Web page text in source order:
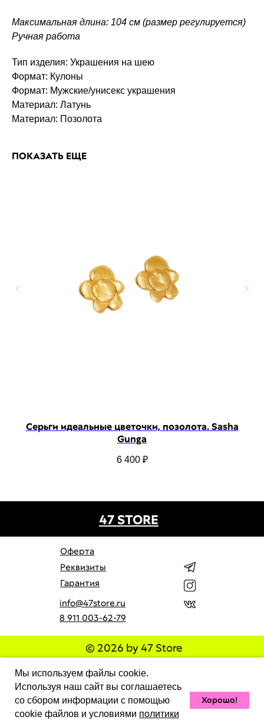
Мы используем файлы cookie.
Используя наш сайт вы соглашаетесь
со сбором информации с помощью
cookie файлов и условиями политики
Хорошо!
Максимальная длина: 104 см (размер регулируется)
Ручная работа
Тип изделия: Украшения на шею
Формат: Кулоны
Формат: Мужские/унисекс украшения
Материал: Латунь
Материал: Позолота
ПОКАЗАТЬ ЕЩЕ
Серьги идеальные цветочки, позолота. Sasha
Gunga
6 400 ₽
info@47store.ru
© 2026 by 47 Store
Оферта
Реквизиты
Гарантия
47 STORE
Все права защищены. Полное или частичное
копирование материалов Сайта в коммерческих целях
разрешено только с письменного разрешения владельца
Сайта. В случае обнаружения нарушений, виновные лица
могут быть привлечены к ответственности в
соответствии с действующим законодательством
8 911 003-62-79